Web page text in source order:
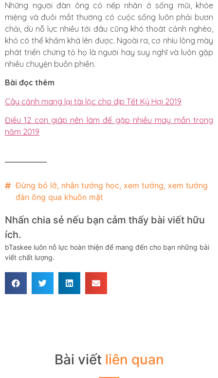
Những người đàn ông có nếp nhăn ở sống mũi, khóe
miệng và đuôi mắt thường có cuộc sống luôn phải bươn
chải, dù nỗ lực nhiều tới đâu cũng khó thoát cảnh nghèo,
khó có thể khấm khá lên được. Ngoài ra, cơ nhíu lông mày
phát triển chứng tỏ họ là người hay suy nghĩ và luôn gặp
nhiều chuyện buồn phiền.
Bài đọc thêm
Cây cảnh mang lại tài lộc cho dịp Tết Kỷ Hợi 2019
Điều 12 con giáp nên làm để gặp nhiều may mắn trong
năm 2019
Đừng bỏ lỡ, nhân tướng học, xem tướng, xem tướng
đàn ông qua khuôn mặt
Nhấn chia sẻ nếu bạn cảm thấy bài viết hữu
ích.
bTaskee luôn nỗ lực hoàn thiện để mang đến cho bạn những bài
viết chất lượng.
Bài viết liên quan